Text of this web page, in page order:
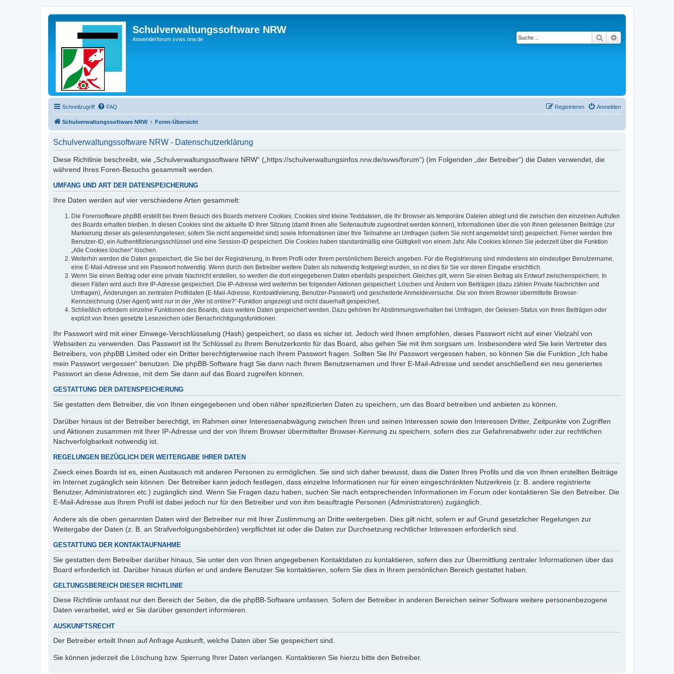
Schulverwaltungssoftware NRW
Anwenderforum svws.nrw.de Suche
Schnellzugriff FAQ Anmelden
Registrieren
Schulverwaltungssoftware NRW Foren-Übersicht
Schulverwaltungssoftware NRW - Datenschutzerklärung
Diese Richtlinie beschreibt, wie „Schulverwaltungssoftware NRW“ („https://schulverwaltungsinfos.nrw.de/svws/forum“) (im Folgenden „der Betreiber“) die Daten verwendet, die
während Ihres Foren-Besuchs gesammelt werden.
UMFANG UND ART DER DATENSPEICHERUNG
Ihre Daten werden auf vier verschiedene Arten gesammelt:
Die Forensoftware phpBB erstellt bei Ihrem Besuch des Boards mehrere Cookies. Cookies sind kleine Textdateien, die Ihr Browser als temporäre Dateien ablegt und die zwischen den einzelnen Aufrufen
des Boards erhalten bleiben. In diesen Cookies sind die aktuelle ID Ihrer Sitzung (damit Ihnen alle Seitenaufrufe zugeordnet werden können), Informationen über die von Ihnen gelesenen Beiträge (zur
Markierung dieser als gelesen/ungelesen; sofern Sie nicht angemeldet sind) sowie Informationen über Ihre Teilnahme an Umfragen (sofern Sie nicht angemeldet sind) gespeichert. Ferner werden Ihre
Benutzer-ID, ein Authentifizierungsschlüssel und eine Session-ID gespeichert. Die Cookies haben standardmäßig eine Gültigkeit von einem Jahr. Alle Cookies können Sie jederzeit über die Funktion
„Alle Cookies löschen“ löschen.
Weiterhin werden die Daten gespeichert, die Sie bei der Registrierung, in Ihrem Profil oder Ihrem persönlichem Bereich angeben. Für die Registrierung sind mindestens ein eindeutiger Benutzername,
eine E-Mail-Adresse und ein Passwort notwendig. Wenn durch den Betreiber weitere Daten als notwendig festgelegt wurden, so ist dies für Sie vor deren Eingabe ersichtlich.
Wenn Sie einen Beitrag oder eine private Nachricht erstellen, so werden die dort eingegebenen Daten ebenfalls gespeichert. Gleiches gilt, wenn Sie einen Beitrag als Entwurf zwischenspeichern. In
diesen Fällen wird auch Ihre IP-Adresse gespeichert. Die IP-Adresse wird weiterhin bei folgenden Aktionen gespeichert: Löschen und Ändern von Beiträgen (dazu zählen Private Nachrichten und
Umfragen), Änderungen an zentralen Profildaten (E-Mail-Adresse, Kontoaktivierung, Benutzer-Passwort) und gescheiterte Anmeldeversuche. Die von Ihrem Browser übermittelte Browser-
Kennzeichnung (User Agent) wird nur in der „Wer ist online?“-Funktion angezeigt und nicht dauerhaft gespeichert.
Schließlich erfordern einzelne Funktionen des Boards, dass weitere Daten gespeichert werden. Dazu gehören Ihr Abstimmungsverhalten bei Umfragen, der Gelesen-Status von Ihren Beiträgen oder
explizit von Ihnen gesetzte Lesezeichen oder Benachrichtigungsfunktionen.
Ihr Passwort wird mit einer Einwege-Verschlüsselung (Hash) gespeichert, so dass es sicher ist. Jedoch wird Ihnen empfohlen, dieses Passwort nicht auf einer Vielzahl von
Webseiten zu verwenden. Das Passwort ist Ihr Schlüssel zu Ihrem Benutzerkonto für das Board, also gehen Sie mit ihm sorgsam um. Insbesondere wird Sie kein Vertreter des
Betreibers, von phpBB Limited oder ein Dritter berechtigterweise nach Ihrem Passwort fragen. Sollten Sie Ihr Passwort vergessen haben, so können Sie die Funktion „Ich habe
mein Passwort vergessen“ benutzen. Die phpBB-Software fragt Sie dann nach Ihrem Benutzernamen und Ihrer E-Mail-Adresse und sendet anschließend ein neu generiertes
Passwort an diese Adresse, mit dem Sie dann auf das Board zugreifen können.
GESTATTUNG DER DATENSPEICHERUNG
Sie gestatten dem Betreiber, die von Ihnen eingegebenen und oben näher spezifizierten Daten zu speichern, um das Board betreiben und anbieten zu können.
Darüber hinaus ist der Betreiber berechtigt, im Rahmen einer Interessenabwägung zwischen Ihren und seinen Interessen sowie den Interessen Dritter, Zeitpunkte von Zugriffen
und Aktionen zusammen mit Ihrer IP-Adresse und der von Ihrem Browser übermittelter Browser-Kennung zu speichern, sofern dies zur Gefahrenabwehr oder zur rechtlichen
Nachverfolgbarkeit notwendig ist.
REGELUNGEN BEZÜGLICH DER WEITERGABE IHRER DATEN
Zweck eines Boards ist es, einen Austausch mit anderen Personen zu ermöglichen. Sie sind sich daher bewusst, dass die Daten Ihres Profils und die von Ihnen erstellten Beiträge
im Internet zugänglich sein können. Der Betreiber kann jedoch festlegen, dass einzelne Informationen nur für einen eingeschränkten Nutzerkreis (z. B. andere registrierte
Benutzer, Administratoren etc.) zugänglich sind. Wenn Sie Fragen dazu haben, suchen Sie nach entsprechenden Informationen im Forum oder kontaktieren Sie den Betreiber. Die
E-Mail-Adresse aus Ihrem Profil ist dabei jedoch nur für den Betreiber und von ihm beauftragte Personen (Administratoren) zugänglich.
Andere als die oben genannten Daten wird der Betreiber nur mit Ihrer Zustimmung an Dritte weitergeben. Dies gilt nicht, sofern er auf Grund gesetzlicher Regelungen zur
Weitergabe der Daten (z. B. an Strafverfolgungsbehörden) verpflichtet ist oder die Daten zur Durchsetzung rechtlicher Interessen erforderlich sind.
GESTATTUNG DER KONTAKTAUFNAHME
Sie gestatten dem Betreiber darüber hinaus, Sie unter den von Ihnen angegebenen Kontaktdaten zu kontaktieren, sofern dies zur Übermittlung zentraler Informationen über das
Board erforderlich ist. Darüber hinaus dürfen er und andere Benutzer Sie kontaktieren, sofern Sie dies in Ihrem persönlichen Bereich gestattet haben.
GELTUNGSBEREICH DIESER RICHTLINIE
Diese Richtlinie umfasst nur den Bereich der Seiten, die die phpBB-Software umfassen. Sofern der Betreiber in anderen Bereichen seiner Software weitere personenbezogene
Daten verarbeitet, wird er Sie darüber gesondert informieren.
AUSKUNFTSRECHT
Der Betreiber erteilt Ihnen auf Anfrage Auskunft, welche Daten über Sie gespeichert sind.
Sie können jederzeit die Löschung bzw. Sperrung Ihrer Daten verlangen. Kontaktieren Sie hierzu bitte den Betreiber.